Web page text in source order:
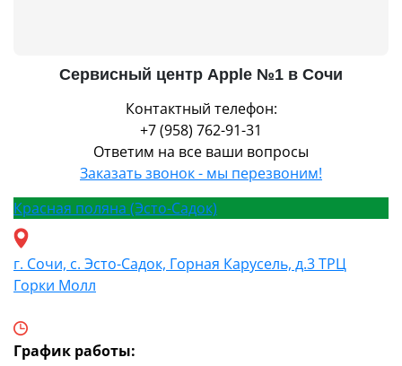
Сервисный центр Apple №1 в Сочи
Контактный телефон:
+7 (958) 762-91-31
Ответим на все ваши вопросы
Заказать звонок - мы перезвоним!
Красная поляна (Эсто-Садок)
г. Сочи, с. Эсто-Садок, Горная Карусель, д.3 ТРЦ
Горки Молл
График работы: